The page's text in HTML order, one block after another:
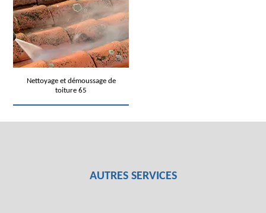
Nettoyage et démoussage de
toiture 65
AUTRES SERVICES